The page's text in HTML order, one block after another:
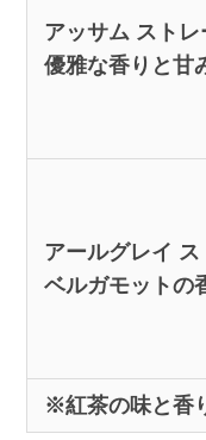
アッサム ストレ
優雅な香りと甘
アールグレイ ス
ベルガモットの
※紅茶の味と香